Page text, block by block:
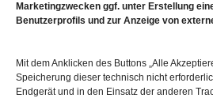
Marketingzwecken ggf. unter Erstellung
Benutzerprofils und zur Anzeige von
Mit dem Anklicken des Buttons „Alle
Speicherung dieser technisch nicht
Endgerät und in den Einsatz der anderen